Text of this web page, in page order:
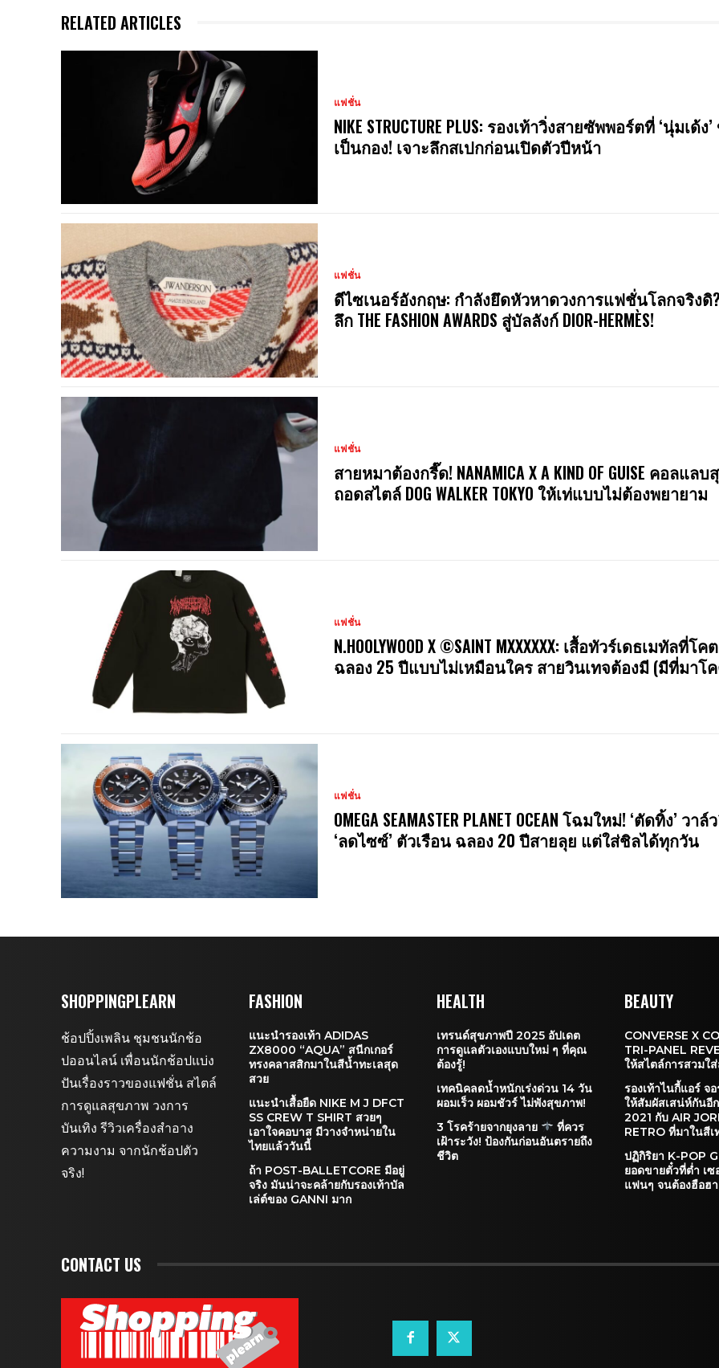
RELATED ARTICLES
แฟชั่น
NIKE STRUCTURE PLUS: รองเท้าวิ่งสายซัพพอร์ตที่ ‘นุ่มเด้ง
เป็นกอง! เจาะลึกสเปกก่อนเปิดตัวปีหน้า
แฟชั่น
ดีไซเนอร์อังกฤษ: กำลังยึดหัวหาดวงการแฟชั่นโลกจริงดิ
ลึก THE FASHION AWARDS สู่บัลลังก์ DIOR-HERMÈS!
แฟชั่น
สายหมาต้องกรี๊ด! NANAMICA X A KIND OF GUISE คอลแล
ถอดสไตล์ DOG WALKER TOKYO ให้เท่แบบไม่ต้องพยายาม
แฟชั่น
N.HOOLYWOOD X ©SAINT MXXXXXX: เสื้อทัวร์เดธเมทัลที่โ
ฉลอง 25 ปีแบบไม่เหมือนใคร สายวินเทจต้องมี (มีที่มาโค
แฟชั่น
OMEGA SEAMASTER PLANET OCEAN โฉมใหม่! ‘ตัดทิ้ง’ วา
‘ลดไซซ์’ ตัวเรือน ฉลอง 20 ปีสายลุย แต่ใส่ชิลได้ทุกวัน
SHOPPINGPLEARN
ช้อปปิ้งเพลิน ชุมชนนักช้อ
ปออนไลน์ เพื่อนนักช้อปแบ่ง
ปันเรื่องราวของแฟชั่น สไตล์
การดูแลสุขภาพ วงการ
บันเทิง รีวิวเครื่องสำอาง
ความงาม จากนักช้อปตัว
จริง!
FASHION
แนะนำรองเท้า ADIDAS
ZX8000 “AQUA” สนีกเกอร์
ทรงคลาสสิกมาในสีน้ำทะเลสุด
สวย
แนะนำเสื้อยืด NIKE M J DFCT
SS CREW T SHIRT สวยๆ
เอาใจคอบาส มีวางจำหน่ายใน
ไทยแล้ววันนี้
ถ้า POST-BALLETCORE มีอยู่
จริง มันน่าจะคล้ายกับรองเท้าบัล
เล่ต์ของ GANNI มาก
HEALTH
เทรนด์สุขภาพปี 2025 อัปเดต
การดูแลตัวเองแบบใหม่ ๆ ที่คุณ
ต้องรู้!
เทคนิคลดน้ำหนักเร่งด่วน 14 วัน
ผอมเร็ว ผอมชัวร์ ไม่พังสุขภาพ!
3 โรคร้ายจากยุงลาย
ที่ควร
เฝ้าระวัง! ป้องกันก่อนอันตรายถึง
ชีวิต
BEAUTY
CONVERSE X
TRI-PANEL
ให้สไตล์การสวมใ
รองเท้าไนกี้แอร์ จ
ให้สัมผัสเสน่ห์กันอี
2021 กับ AIR
RETRO ที่มาในสีเ
ปฏิกิริยา K-POP
ยอดขายตั๋วที่ต่ำ เซ
แฟนๆ จนต้องฮือฮ
CONTACT US